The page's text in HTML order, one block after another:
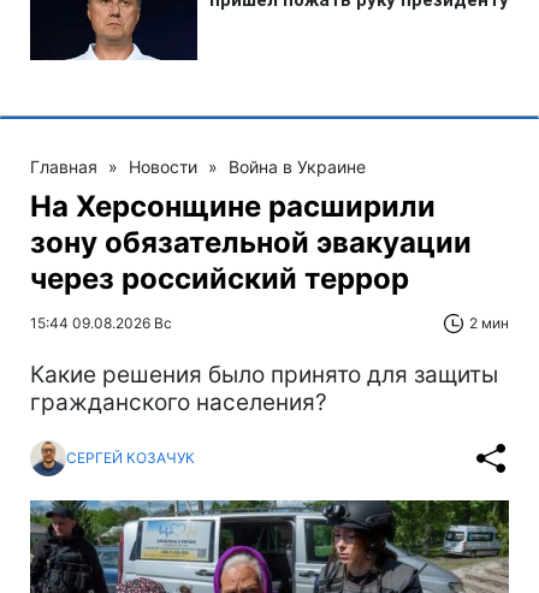
Главная » Новости » Война в Украине
На Херсонщине расширили
зону обязательной эвакуации
через российский террор
15:44 09.08.2026 Вс 2 мин
Какие решения было принято для защиты
гражданского населения?
СЕРГЕЙ КОЗАЧУК